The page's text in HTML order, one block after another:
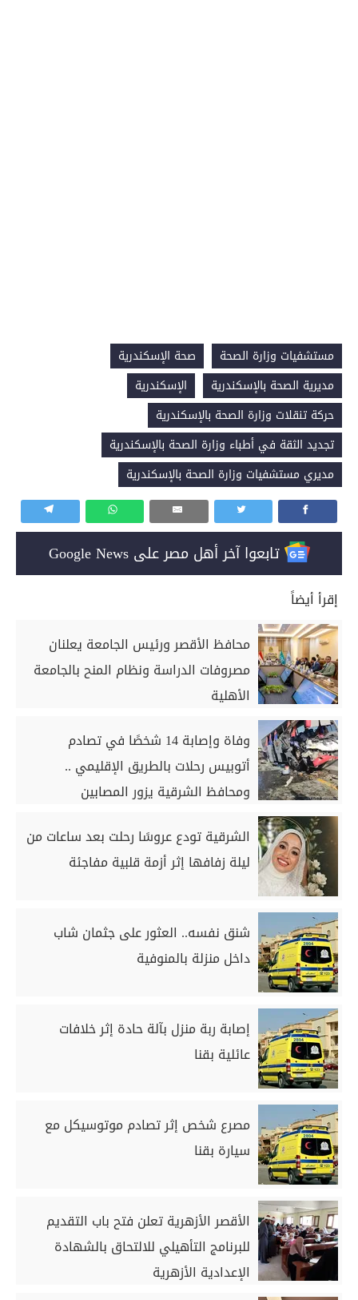
مستشفيات وزارة الصحة
صحة الإسكندرية
مديرية الصحة بالإسكندرية
الإسكندرية
حركة تنقلات وزارة الصحة بالإسكندرية
تجديد الثقة في أطباء وزارة الصحة بالإسكندرية
مديري مستشفيات وزارة الصحة بالإسكندرية
تابعوا آخر أهل مصر على Google News
إقرأ أيضاً
محافظ الأقصر ورئيس الجامعة يعلنان
مصروفات الدراسة ونظام المنح بالجامعة
الأهلية
وفاة وإصابة 14 شخصًا في تصادم
أتوبيس رحلات بالطريق الإقليمي ..
ومحافظ الشرقية يزور المصابين
الشرقية تودع عروسًا رحلت بعد ساعات من
ليلة زفافها إثر أزمة قلبية مفاجئة
شنق نفسه.. العثور على جثمان شاب
داخل منزلة بالمنوفية
إصابة ربة منزل بآلة حادة إثر خلافات
عائلية بقنا
مصرع شخص إثر تصادم موتوسيكل مع
سيارة بقنا
الأقصر الأزهرية تعلن فتح باب التقديم
للبرنامج التأهيلي للالتحاق بالشهادة
الإعدادية الأزهرية